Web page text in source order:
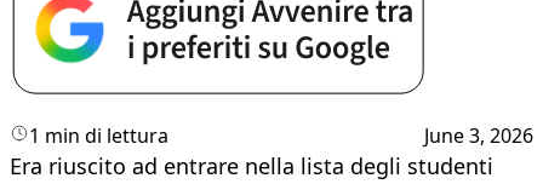
1 min di lettura June 3, 2026
Era riuscito ad entrare nella lista degli studenti